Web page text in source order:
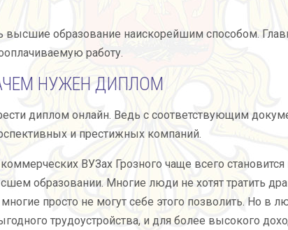
высшие образование наискорейшим способом.
работу.
НУЖЕН ДИПЛОМ
диплом онлайн. Ведь с соответствующим
и престижных компаний.
ВУЗах Грозного чаще всего
образовании. Многие люди не хотят тратить
просто не могут себе этого позволить. Но в
трудоустройства, и для более высокого